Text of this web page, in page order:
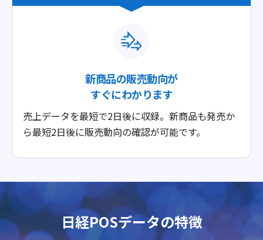
新商品の販売動向が
すぐにわかります
売上データを最短で2日後に収録。新商品も発売か
ら最短2日後に販売動向の確認が可能です。
日経POSデータの特徴